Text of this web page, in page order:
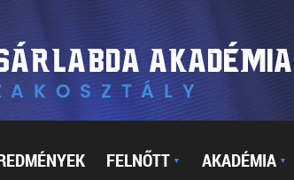
FELNŐTT ▼ AKADÉMIA ▼